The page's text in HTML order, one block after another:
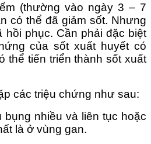
(thường vào ngày 3 – 7
có thể đã giảm sốt. Nhưng
hồi phục. Cần phải đặc biệt
của sốt xuất huyết có
thể tiến triển thành sốt xuất
các triệu chứng như sau:
nhiều và liên tục hoặc
là ở vùng gan.